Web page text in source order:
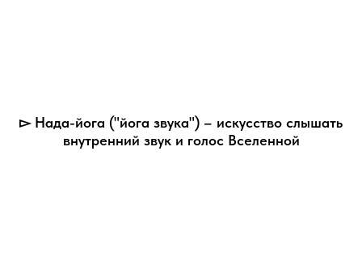
▻ Нада-йога ("йога звука") – искусство слышать
внутренний звук и голос Вселенной